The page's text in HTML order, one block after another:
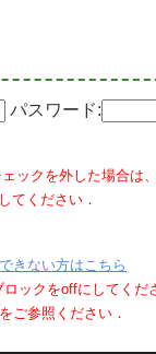
パスワード:
ックを外した場合は
てください．
きない方はこちら
ックをoffにしてくだ
をご参照ください．